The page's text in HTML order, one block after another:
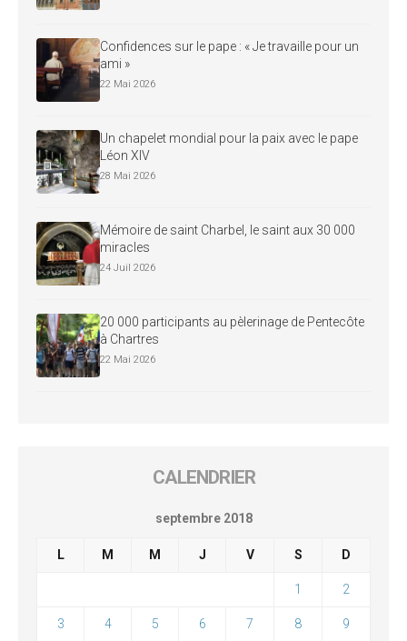
Confidences sur le pape : « Je travaille pour un
ami »
22 Mai 2026
Un chapelet mondial pour la paix avec le pape
Léon XIV
28 Mai 2026
Mémoire de saint Charbel, le saint aux 30 000
miracles
24 Juil 2026
20 000 participants au pèlerinage de Pentecôte
à Chartres
22 Mai 2026
CALENDRIER
septembre 2018
L M M J V S D
1 2
3 4 5 6 7 8 9